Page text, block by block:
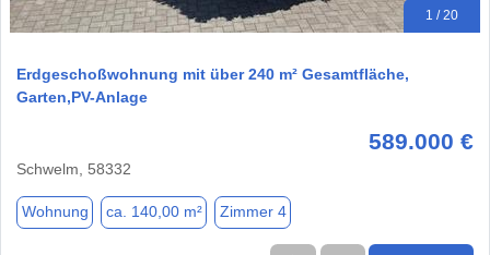
1 / 20
Erdgeschoßwohnung mit über 240 m² Gesamtfläche,
Garten,PV-Anlage
589.000 €
Schwelm, 58332
Wohnung ca. 140,00 m² Zimmer 4